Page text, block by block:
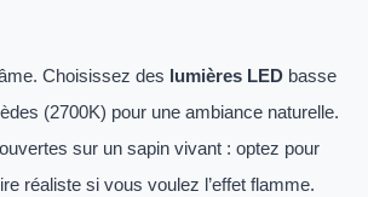
Choisissez des lumières LED basse
(2700K) pour une ambiance naturelle.
sur un sapin vivant : optez pour
réaliste si vous voulez l’effet flamme.